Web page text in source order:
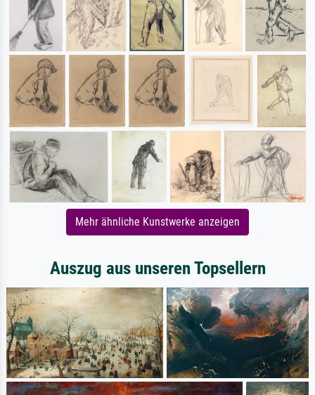
Mehr ähnliche Kunstwerke anzeigen
Auszug aus unseren Topsellern